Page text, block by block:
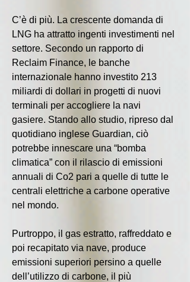
C’è di più. La crescente domanda di
LNG ha attratto ingenti investimenti nel
settore. Secondo un rapporto di
Reclaim Finance, le banche
internazionale hanno investito 213
miliardi di dollari in progetti di nuovi
terminali per accogliere la navi
gasiere. Stando allo studio, ripreso dal
quotidiano inglese Guardian, ciò
potrebbe innescare una “bomba
climatica” con il rilascio di emissioni
annuali di Co2 pari a quelle di tutte le
centrali elettriche a carbone operative
nel mondo.
Purtroppo, il gas estratto, raffreddato e
poi recapitato via nave, produce
emissioni superiori persino a quelle
dell’utilizzo di carbone, il più